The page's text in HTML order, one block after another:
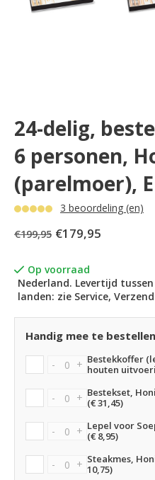
24-delig,
6 personen,
(parelmoer),
3 beoordeling (en)
€199,95 €179,95
Op voorraad
Nederland. Levertijd
landen: zie Service,
Handig mee te
- + Bestekkoffer
houten
- + Bestekset,
(€ 31,45)
- + Lepel voor
(€ 8,95)
- + Steakmes,
10,75)